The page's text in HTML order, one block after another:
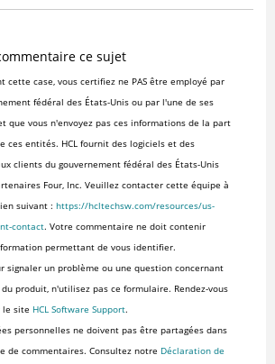
ce sujet
cette case, vous certifiez ne PAS être employé par
fédéral des États-Unis ou par l'une de ses
que vous n'envoyez pas ces informations de la part
ces entités. HCL fournit des logiciels et des
clients du gouvernement fédéral des États-Unis
Four, Inc. Veuillez contacter cette équipe à
suivant : https://hcltechsw.com/resources/us-
contact. Votre commentaire ne doit contenir
permettant de vous identifier.
signaler un problème ou une question concernant
produit, n'utilisez pas ce formulaire. Rendez-vous
site HCL Software Support.
personnelles ne doivent pas être partagées dans
de commentaires. Consultez notre Déclaration de